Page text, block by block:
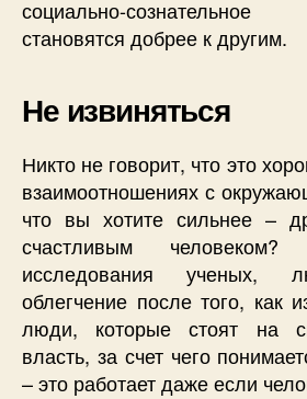
социально-
становятся добрее к другим.
Не извиняться
Никто не говорит, что это
взаимоотношениях с
что вы хотите сильнее –
счастливым
исследования ученых,
облегчение после того, как
люди, которые стоят на
власть, за счет чего
– это работает даже если